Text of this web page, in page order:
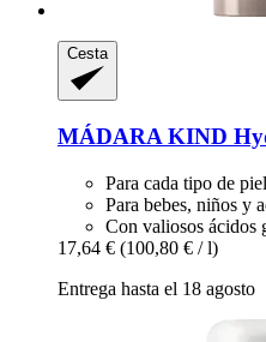
Cesta
MÁDARA KIND
Para cada tipo de piel
Para bebes, niños y
Con valiosos ácidos
17,64 € (100,80 € / l)
Entrega hasta el 18 agosto